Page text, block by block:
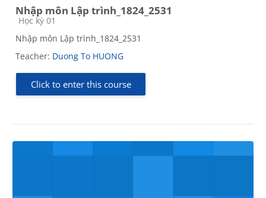
Nhập môn Lập trình_1824_2531
Course category
Học kỳ 01
Nhập môn Lập trình_1824_2531
Teacher: Duong To HUONG
Click to enter this course